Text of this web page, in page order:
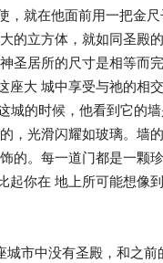
，就在他面前用一把金
的立方体，就如同圣殿
圣居所的尺寸是相等而
座大 城中享受与祂的相交
城的时候，他看到它的墙
，光滑闪耀如玻璃。墙
的。每一道门都是一颗
起你在 地上所可能想像
市中没有圣殿，和之前